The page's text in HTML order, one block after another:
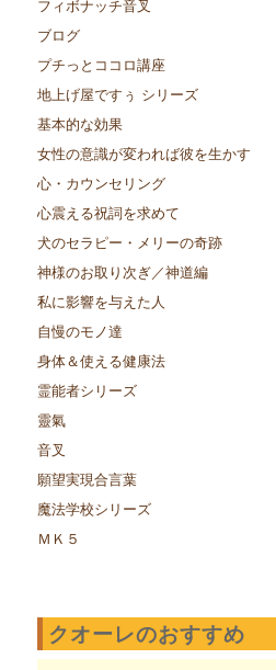
フィボナッチ音叉
ブログ
プチっとココロ講座
地上げ屋ですぅ シリーズ
基本的な効果
女性の意識が変われば彼を生かす
心・カウンセリング
心震える祝詞を求めて
犬のセラピー・メリーの奇跡
神様のお取り次ぎ／神道編
私に影響を与えた人
自慢のモノ達
身体＆使える健康法
霊能者シリーズ
靈氣
音叉
願望実現合言葉
魔法学校シリーズ
ＭＫ５
クオーレのおすすめ